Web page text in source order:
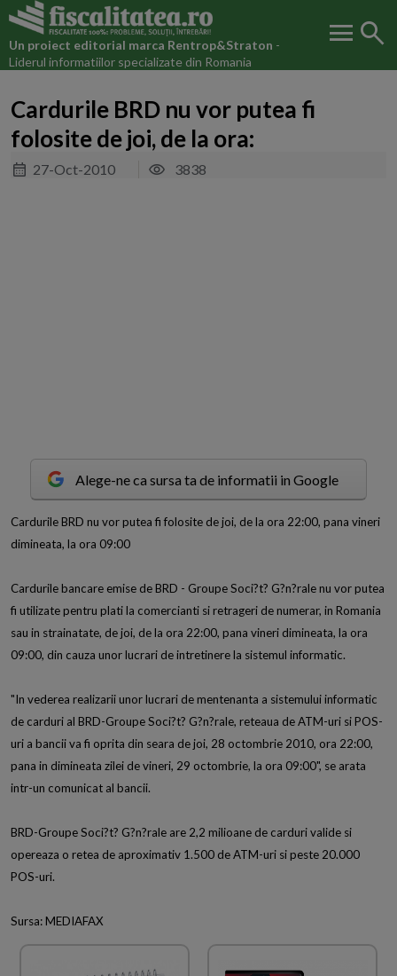
Un proiect editorial marca Rentrop&Straton -
Liderul informatiilor specializate din Romania
menu search
Cardurile BRD nu vor putea fi
folosite de joi, de la ora:
27-Oct-2010 3838
Alege-ne ca sursa ta de informatii in Google
Cardurile BRD nu vor putea fi folosite de joi, de la ora 22:00, pana vineri
dimineata, la ora 09:00
Cardurile bancare emise de BRD - Groupe Soci?t? G?n?rale nu vor putea
fi utilizate pentru plati la comercianti si retrageri de numerar, in Romania
sau in strainatate, de joi, de la ora 22:00, pana vineri dimineata, la ora
09:00, din cauza unor lucrari de intretinere la sistemul informatic.
"In vederea realizarii unor lucrari de mentenanta a sistemului informatic
de carduri al BRD-Groupe Soci?t? G?n?rale, reteaua de ATM-uri si POS-
uri a bancii va fi oprita din seara de joi, 28 octombrie 2010, ora 22:00,
pana in dimineata zilei de vineri, 29 octombrie, la ora 09:00", se arata
intr-un comunicat al bancii.
BRD-Groupe Soci?t? G?n?rale are 2,2 milioane de carduri valide si
opereaza o retea de aproximativ 1.500 de ATM-uri si peste 20.000
POS-uri.
Sursa: MEDIAFAX